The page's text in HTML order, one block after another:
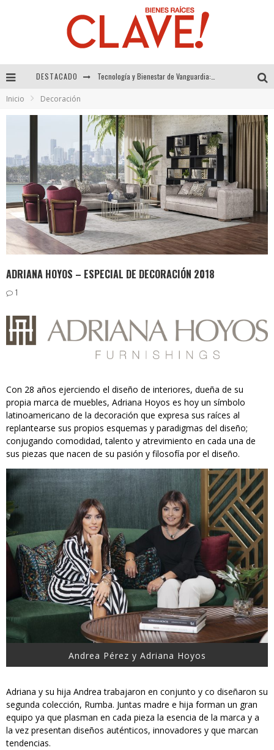
DESTACADO Sector Inmobiliario – recuperación a paso firme
El Despertar de la Calidez: Acabados Dorados de FV para Elevar tu Espacio
Tecnología y Bienestar de Vanguardia: El Inodoro Inteligente Neotech de FV.
Inicio Decoración
ADRIANA HOYOS – ESPECIAL DE DECORACIÓN 2018
1
Con 28 años ejerciendo el diseño de interiores, dueña de su
propia marca de muebles, Adriana Hoyos es hoy un símbolo
latinoamericano de la decoración que expresa sus raíces al
replantearse sus propios esquemas y paradigmas del diseño;
conjugando comodidad, talento y atrevimiento en cada una de
sus piezas que nacen de su pasión y filosofía por el diseño.
Andrea Pérez y Adriana Hoyos
Adriana y su hija Andrea trabajaron en conjunto y co diseñaron su
segunda colección, Rumba. Juntas madre e hija forman un gran
equipo ya que plasman en cada pieza la esencia de la marca y a
la vez presentan diseños auténticos, innovadores y que marcan
tendencias.